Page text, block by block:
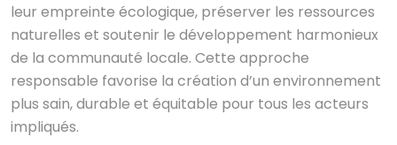
leur empreinte écologique, préserver les ressources
naturelles et soutenir le développement harmonieux
de la communauté locale. Cette approche
responsable favorise la création d’un environnement
plus sain, durable et équitable pour tous les acteurs
impliqués.